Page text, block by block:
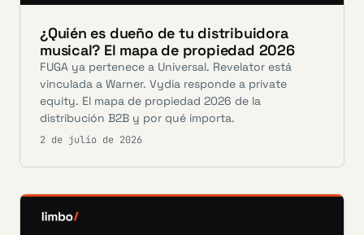
¿Quién es dueño de tu distribuidora
musical? El mapa de propiedad 2026
FUGA ya pertenece a Universal. Revelator está
vinculada a Warner. Vydia responde a private
equity. El mapa de propiedad 2026 de la
distribución B2B y por qué importa.
2 de julio de 2026